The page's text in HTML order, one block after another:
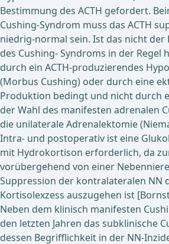
Bestimmung des ACTH gefordert.
Cushing-Syndrom muss das ACTH
niedrig-normal sein. Ist das nicht der
des Cushing- Syndroms in der Regel
durch ein ACTH-produzierendes
(Morbus Cushing) oder durch eine
Produktion bedingt und nicht durch
der Wahl des manifesten adrenalen
die unilaterale Adrenalektomie
Intra- und postoperativ ist eine
mit Hydrokortison erforderlich, da
vorübergehend von einer
Suppression der kontralateralen NN
Kortisolexzess auszugehen ist
Neben dem klinisch manifesten
den letzten Jahren das subklinische
dessen Begrifflichkeit in der NN-